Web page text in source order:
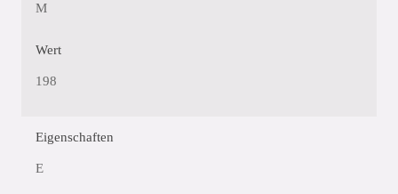
M
Wert
198
Eigenschaften
E